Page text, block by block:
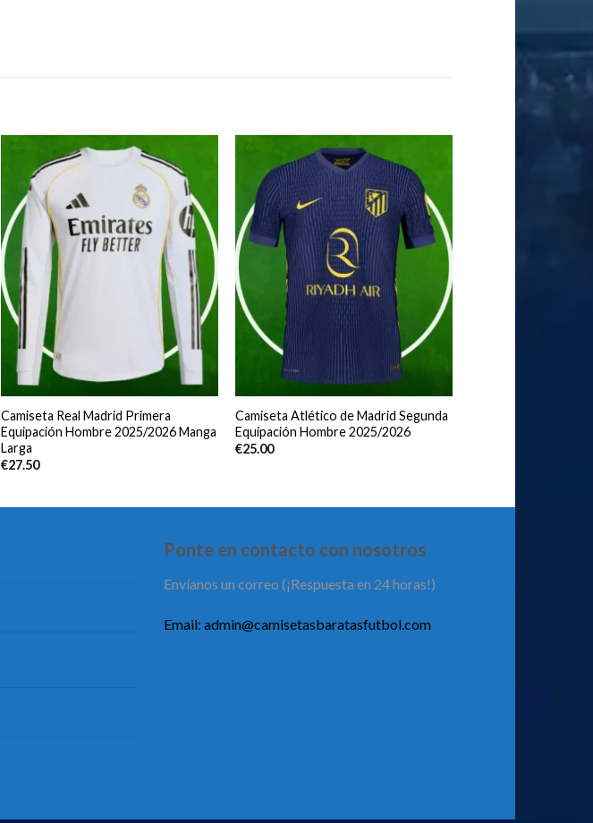
Camiseta Real Madrid Primera
Equipación Hombre 2025/2026 Manga
Larga
€27.50
Camiseta Atlético de Madrid Segunda
Equipación Hombre 2025/2026
€25.00
Ponte en contacto con nosotros
Envíanos un correo (¡Respuesta en 24 horas!)
Email: admin@camisetasbaratasfutbol.com